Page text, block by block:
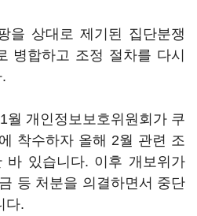
을 상대로 제기된 집단분쟁
병합하고 조정 절차를 다시
월 개인정보보호위원회가 쿠
착수하자 올해 2월 관련 조
바 있습니다. 이후 개보위가
등 처분을 의결하면서 중단
다.